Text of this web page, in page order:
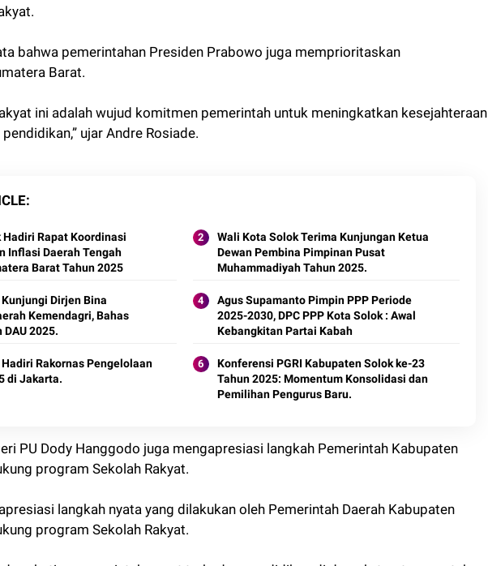
bahwa pemerintahan Presiden Prabowo juga memprioritaskan
Barat.
ini adalah wujud komitmen pemerintah untuk meningkatkan kesejahteraan
ujar Andre Rosiade.
Hadiri Rapat Koordinasi
Inflasi Daerah Tengah
Barat Tahun 2025
Wali Kota Solok Terima Kunjungan Ketua
Dewan Pembina Pimpinan Pusat
Muhammadiyah Tahun 2025.
Dirjen Bina
Kemendagri, Bahas
2025.
Agus Supamanto Pimpin PPP Periode
2025-2030, DPC PPP Kota Solok : Awal
Kebangkitan Partai Kabah
Rakornas Pengelolaan
di Jakarta.
Konferensi PGRI Kabupaten Solok ke-23
Tahun 2025: Momentum Konsolidasi dan
Pemilihan Pengurus Baru.
PU Dody Hanggodo juga mengapresiasi langkah Pemerintah Kabupaten
program Sekolah Rakyat.
langkah nyata yang dilakukan oleh Pemerintah Daerah Kabupaten
program Sekolah Rakyat.